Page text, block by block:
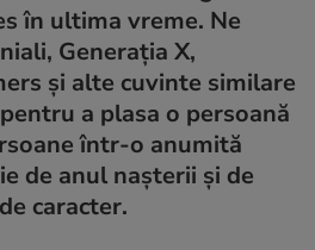
în ultima vreme. Ne
Generația X,
și alte cuvinte similare
a plasa o persoană
într-o anumită
de anul nașterii și de
caracter.